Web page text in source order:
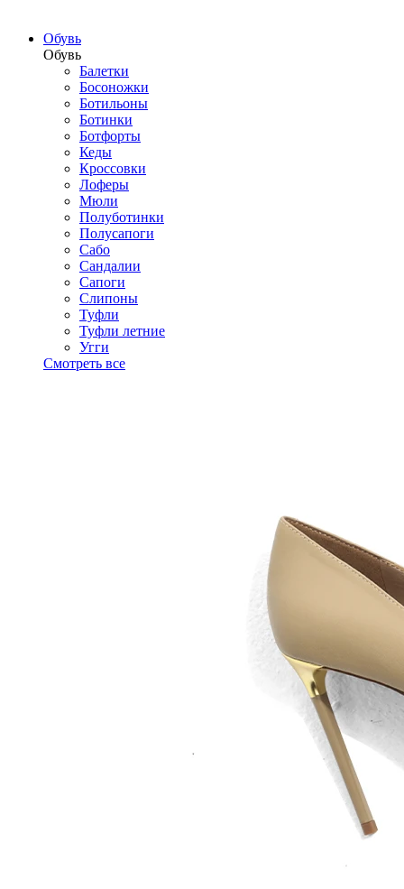
Обувь
Обувь
Балетки
Босоножки
Ботильоны
Ботинки
Ботфорты
Кеды
Кроссовки
Лоферы
Мюли
Полуботинки
Полусапоги
Сабо
Сандалии
Сапоги
Слипоны
Туфли
Туфли летние
Угги
Смотреть все